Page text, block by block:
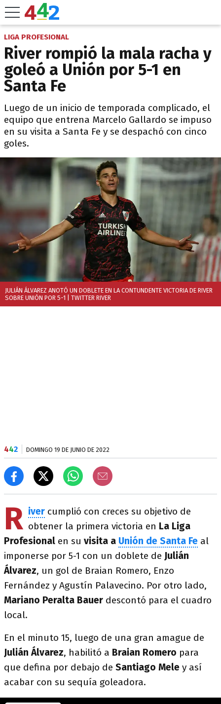
LIGA PROFESIONAL
River rompió la mala racha y
goleó a Unión por 5-1 en
Santa Fe
Luego de un inicio de temporada complicado, el
equipo que entrena Marcelo Gallardo se impuso
en su visita a Santa Fe y se despachó con cinco
goles.
JULIÁN ÁLVAREZ ANOTÓ UN DOBLETE EN LA CONTUNDENTE VICTORIA DE RIVER
SOBRE UNIÓN POR 5-1 | TWITTER RIVER
442 DOMINGO 19 DE JUNIO DE 2022
R iver cumplió con creces su objetivo de
obtener la primera victoria en La Liga
Profesional en su visita a Unión de Santa Fe al
imponerse por 5-1 con un doblete de Julián
Álvarez, un gol de Braian Romero, Enzo
Fernández y Agustín Palavecino. Por otro lado,
Mariano Peralta Bauer descontó para el cuadro
local.
En el minuto 15, luego de una gran amague de
Julián Álvarez, habilitó a Braian Romero para
que defina por debajo de Santiago Mele y así
acabar con su sequía goleadora.